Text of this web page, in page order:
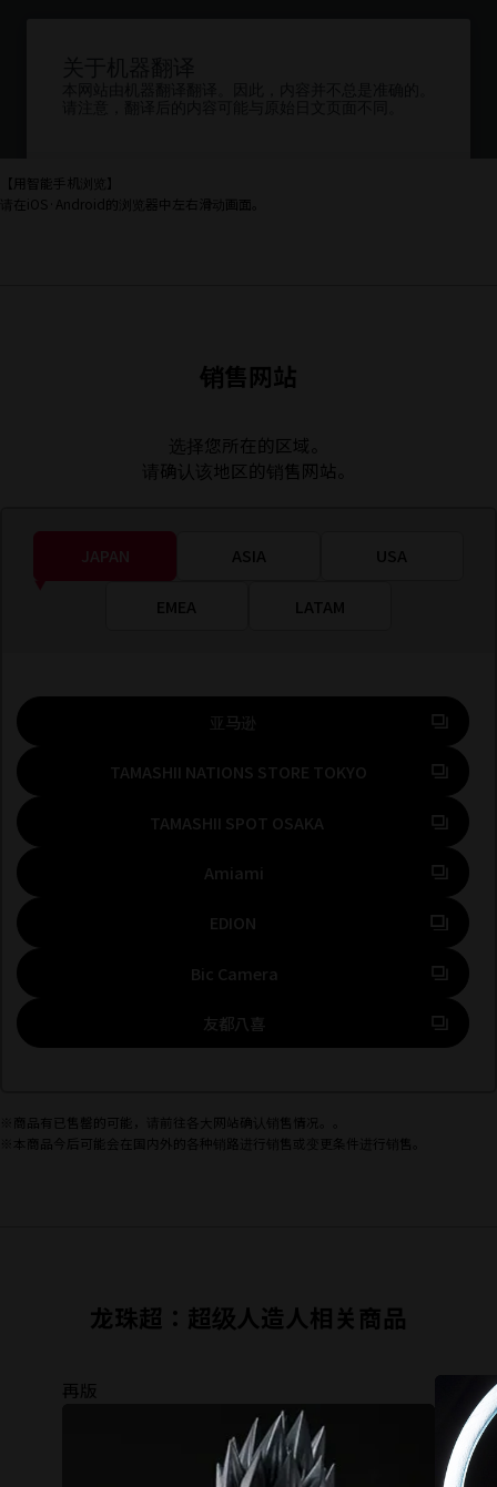
【用智能手机浏览】
请在iOS·Android的浏览器中左右滑动画面。
销售网站
选择您所在的区域。
请确认该地区的销售网站。
JAPAN ASIA USA
EMEA LATAM
亚马逊 到外部站点 (在新选项卡中打开)
TAMASHII NATIONS STORE TOKYO 到外部站点 (在新
TAMASHII SPOT OSAKA到外部站点 (在新选项卡
Amiami 到外部站点 (在新选项卡中打开)
EDION 到外部站点 (在新选项卡中打开)
Bic Camera 到外部站点 (在新选项卡中打开)
友都八喜 到外部站点 (在新选项卡中打开)
※商品有已售罄的可能，请前往各大网站确认销售情况。。
※本商品今后可能会在国内外的各种销路进行销售或变更条件进行销售。
龙珠超：超级人造人相关商品
再版